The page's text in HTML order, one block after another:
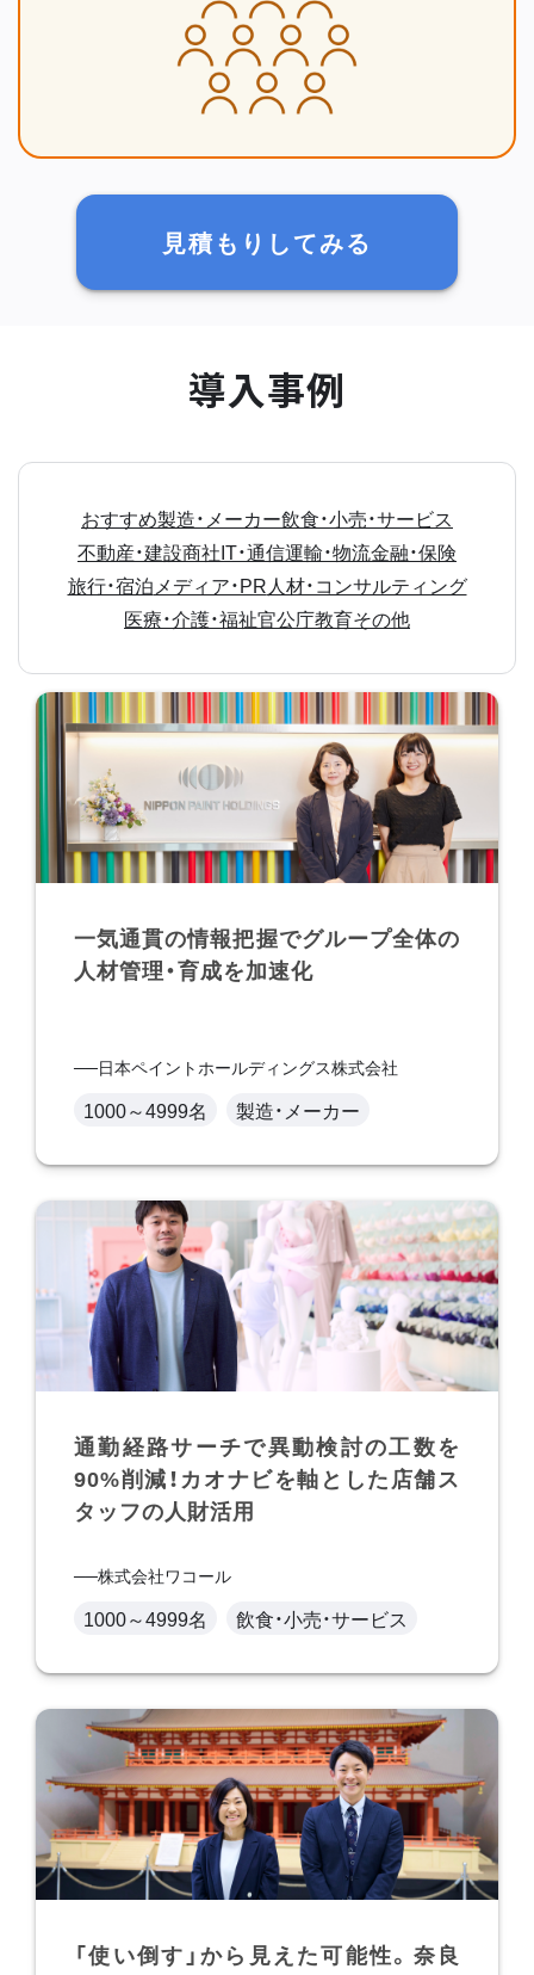
見積もりしてみる
導入事例
おすすめ製造・メーカー飲食・小売・サービス
不動産・建設商社IT・通信運輸・物流金融・保険
旅行・宿泊 メディア・PR人材・コンサルティング
医療・介護・福祉官公庁教育その他
一気通貫の情報把握でグループ全体の
人材管理・育成を加速化
日本ペイントホールディングス株式会社
1000～4999名 製造・メーカー
通勤経路サーチで異動検討の工数を
90%削減！カオナビを軸とした店舗ス
タッフの人財活用
株式会社ワコール
1000～4999名 飲食・小売・サービス
「使い倒す」から見えた可能性。奈良